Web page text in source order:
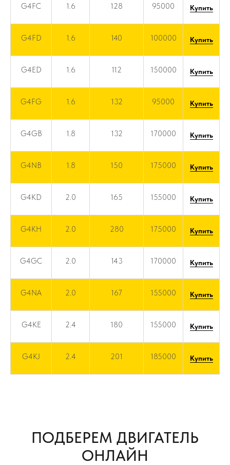
G4FC 1.6 128 95000 Купить
G4FD 1.6 140 100000 Купить
G4ED 1.6 112 150000 Купить
G4FG 1.6 132 95000 Купить
G4GB 1.8 132 170000 Купить
G4NB 1.8 150 175000 Купить
G4KD 2.0 165 155000 Купить
G4KH 2.0 280 175000 Купить
G4GC 2.0 143 170000 Купить
G4NA 2.0 167 155000 Купить
G4KE 2.4 180 155000 Купить
G4KJ 2.4 201 185000 Купить
ПОДБЕРЕМ ДВИГАТЕЛЬ
ОНЛАЙН